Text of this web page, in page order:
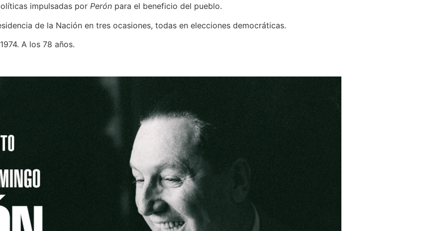
impulsadas por Perón para el beneficio del pueblo.
de la Nación en tres ocasiones, todas en elecciones democráticas.
A los 78 años.